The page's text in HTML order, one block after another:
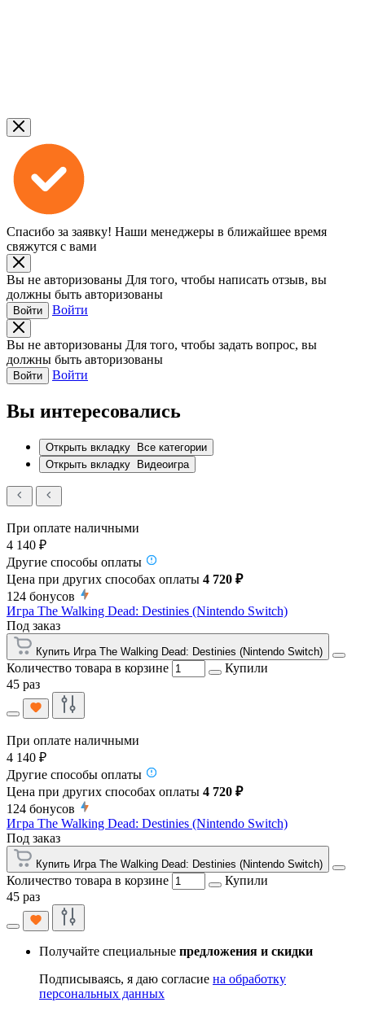
Спасибо за заявку! Наши менеджеры в ближайшее время
свяжутся с вами
Вы не авторизованы Для того, чтобы написать отзыв, вы
должны быть авторизованы
Войти Войти
Вы не авторизованы Для того, чтобы задать вопрос, вы
должны быть авторизованы
Войти Войти
Вы интересовались
Открыть вкладку Все категории
Открыть вкладку Видеоигра
При оплате наличными
4 140 ₽
Другие способы оплаты
Цена при других способах оплаты 4 720 ₽
124 бонусов
Игра The Walking Dead: Destinies (Nintendo Switch)
Под заказ
Купить Игра The Walking Dead: Destinies (Nintendo Switch)
Количество товара в корзине
Купили
45 раз
При оплате наличными
4 140 ₽
Другие способы оплаты
Цена при других способах оплаты 4 720 ₽
124 бонусов
Игра The Walking Dead: Destinies (Nintendo Switch)
Под заказ
Купить Игра The Walking Dead: Destinies (Nintendo Switch)
Количество товара в корзине
Купили
45 раз
Получайте специальные предложения и скидки
Подписываясь, я даю согласие на обработку
персональных данных